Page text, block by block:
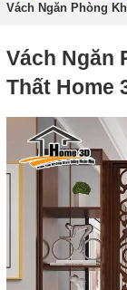
Vách Ngăn Phòng
Vách Ngăn
Thất Home